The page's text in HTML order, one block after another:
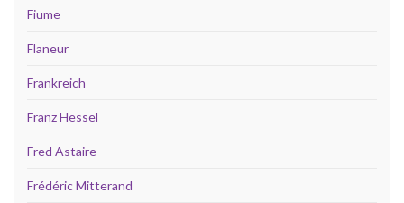
Fiume
Flaneur
Frankreich
Franz Hessel
Fred Astaire
Frédéric Mitterand